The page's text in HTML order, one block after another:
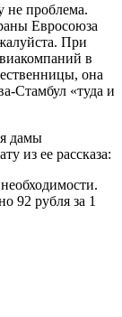
не проблема.
Евросоюза
При
в
она
Стамбул «туда и
дамы
из ее рассказа:
92 рубля за 1